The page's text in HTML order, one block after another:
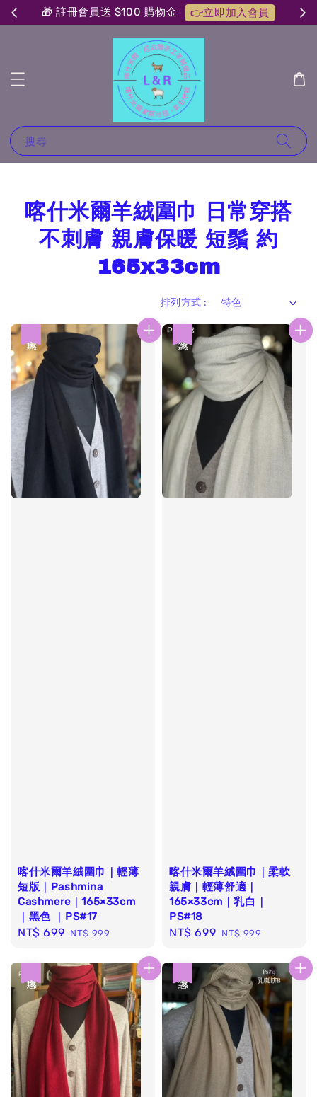
🎁 註冊會員送 $100 購物金 👉立即加入會員
搜尋
喀什米爾羊絨圍巾 日常穿搭
不刺膚 親膚保暖 短鬚 約
165x33cm
排列方式 :
喀什米爾羊絨圍巾｜輕薄
短版｜Pashmina
Cashmere｜165×33cm
｜黑色 ｜PS#17
Sale
NT$ 699 Regular
NT$ 999
喀什米爾羊絨圍巾｜柔軟
親膚｜輕薄舒適｜
165×33cm｜乳白｜
PS#18
Sale
NT$ 699 Regular
NT$ 999